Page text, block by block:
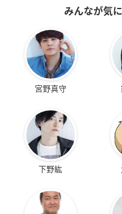
みんなが気
宮野真守
下野紘